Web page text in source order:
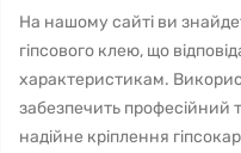
На нашому сайті ви
гіпсового клею, що
характеристикам.
забезпечить
надійне кріплення